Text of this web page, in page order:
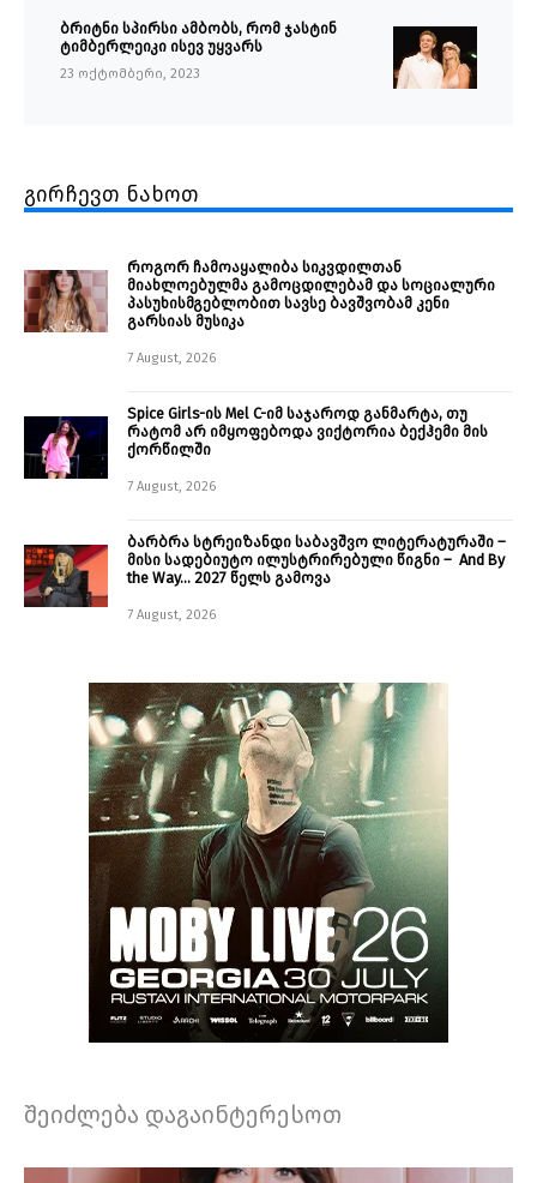
ბრიტნი სპირსი ამბობს, რომ ჯასტინ
ტიმბერლეიკი ისევ უყვარს
23 ოქტომბერი, 2023
გირჩევთ ნახოთ
როგორ ჩამოაყალიბა სიკვდილთან
მიახლოებულმა გამოცდილებამ და სოციალური
პასუხისმგებლობით სავსე ბავშვობამ კენი
გარსიას მუსიკა
7 August, 2026
Spice Girls-ის Mel C-იმ საჯაროდ განმარტა, თუ
რატომ არ იმყოფებოდა ვიქტორია ბექჰემი მის
ქორწილში
7 August, 2026
ბარბრა სტრეიზანდი საბავშვო ლიტერატურაში –
მისი სადებიუტო ილუსტრირებული წიგნი – And By
the Way… 2027 წელს გამოვა
7 August, 2026
შეიძლება დაგაინტერესოთ